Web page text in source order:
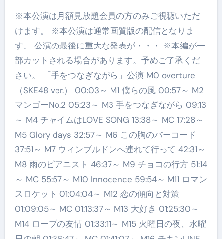
※本公演は月額見放題会員の方のみご視聴いただ
けます。 ※本公演は通常画質版の配信となりま
す。 公演の最後に重大な発表が・・・ ※本編が一
部カットされる場合があります。予めご了承くだ
さい。 「手をつなぎながら」公演 M0 overture
（SKE48 ver.） 00:03～ M1 僕らの風 00:57～ M2
マンゴーNo.2 05:23～ M3 手をつなぎながら 09:13
～ M4 チャイムはLOVE SONG 13:38～ MC 17:28～
M5 Glory days 32:57～ M6 この胸のバーコード
37:51～ M7 ウィンブルドンへ連れて行って 42:31～
M8 雨のピアニスト 46:37～ M9 チョコの行方 51:14
～ MC 55:57～ M10 Innocence 59:54～ M11 ロマン
スロケット 01:04:04～ M12 恋の傾向と対策
01:09:05～ MC 01:13:37～ M13 大好き 01:25:30～
M14 ロープの友情 01:33:11～ M15 火曜日の夜、水曜